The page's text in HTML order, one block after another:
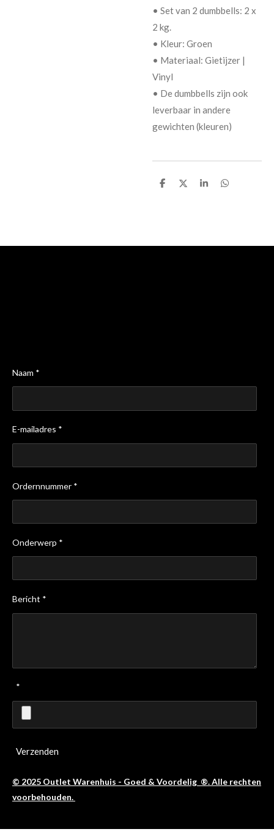
• Set van 2 dumbbells: 2 x
2 kg.
• Kleur: Groen
• Materiaal: Gietijzer |
Vinyl
• De dumbbells zijn ook
leverbaar in andere
gewichten (kleuren)
D
D
S
D
Naam *
E-mailadres *
Ordernnummer *
Onderwerp *
Bericht *
*
Verzenden
© 2025 Outlet Warenhuis - Goed & Voordelig ®. Alle rechten
voorbehouden.